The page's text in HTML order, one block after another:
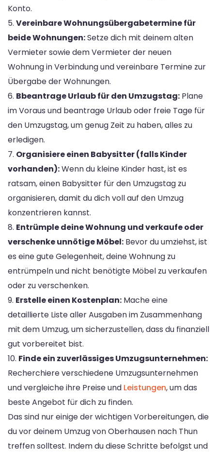
Konto.
5. Vereinbare Wohnungsübergabetermine für
beide Wohnungen:Setze dich mit deinem alten
Vermieter sowie dem Vermieter der neuen
Wohnung in Verbindung und vereinbare Termine zur
Übergabe der Wohnungen.
6. Bbeantrage Urlaub für den Umzugstag: Plane
im Voraus und beantrage Urlaub oder freie Tage für
den Umzugstag, um genug Zeit zu haben, alles zu
erledigen.
7. Organisiere einen Babysitter (falls Kinder
vorhanden):Wenn du kleine Kinder hast, ist es
ratsam, einen Babysitter für den Umzugstag zu
organisieren, damit du dich voll auf den Umzug
konzentrieren kannst.
8. Entrümple deine Wohnung und verkaufe oder
verschenke unnötige Möbel: Bevor du umziehst, ist
es eine gute Gelegenheit, deine Wohnung zu
entrümpeln und nicht benötigte Möbel zu verkaufen
oder zu verschenken.
9. Erstelle einen Kostenplan: Mache eine
detaillierte Liste aller Ausgaben im Zusammenhang
mit dem Umzug, um sicherzustellen, dass du finanziell
gut vorbereitet bist.
10. Finde ein zuverlässiges Umzugsunternehmen:
Recherchiere verschiedene Umzugsunternehmen
und vergleiche ihre Preise und Leistungen, um das
beste Angebot für dich zu finden.
Das sind nur einige der wichtigen Vorbereitungen, die
du vor deinem Umzug von Oberhausen nach Thun
treffen solltest. Indem du diese Schritte befolgst und